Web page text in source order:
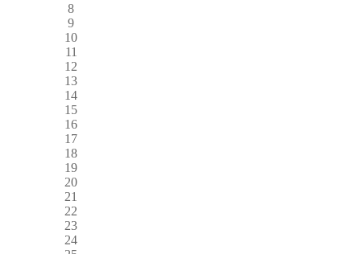
8
9
10
11
12
13
14
15
16
17
18
19
20
21
22
23
24